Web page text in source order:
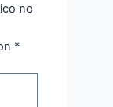
no
*